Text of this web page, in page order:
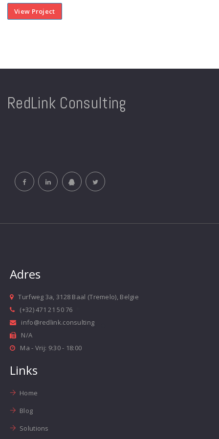
View Project
RedLink Consulting
Adres
Turfweg 3a, 3128 Baal (Tremelo), Belgie
(+32) 471 21 50 76
info@redlink.consulting
N/A
Ma - Vrij: 9:30 - 18:00
Links
Home
Blog
Solutions